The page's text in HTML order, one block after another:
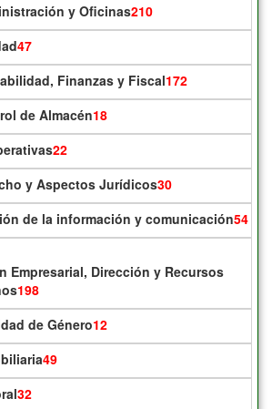
y Oficinas210
47
Finanzas y Fiscal172
de Almacén18
22
y Aspectos Jurídicos30
de la información y comunicación54
Empresarial, Dirección y Recursos
198
de Género12
49
32